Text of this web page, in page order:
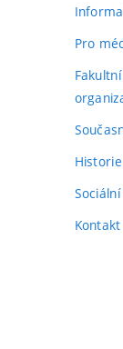
Pro
Historie
Kontakt